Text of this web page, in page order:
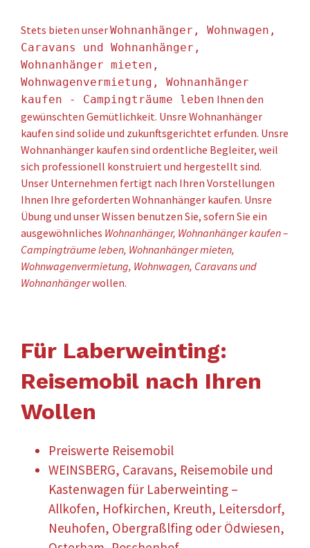
Stets bieten unserWohnanhänger, Wohnwagen,
Caravans und Wohnanhänger,
Wohnanhänger mieten,
Wohnwagenvermietung, Wohnanhänger
kaufen - Campingträume leben Ihnen den
gewünschten Gemütlichkeit. Unsre Wohnanhänger
kaufen sind solide und zukunftsgerichtet erfunden. Unsre
Wohnanhänger kaufen sind ordentliche Begleiter, weil
sich professionell konstruiert und hergestellt sind.
Unser Unternehmen fertigt nach Ihren Vorstellungen
Ihnen Ihre geforderten Wohnanhänger kaufen. Unsre
Übung und unser Wissen benutzen Sie, sofern Sie ein
ausgewöhnliches Wohnanhänger, Wohnanhänger kaufen –
Campingträume leben, Wohnanhänger mieten,
Wohnwagenvermietung, Wohnwagen, Caravans und
Wohnanhängerwollen.
Für Laberweinting:
Reisemobil nach Ihren
Wollen
Preiswerte Reisemobil
WEINSBERG, Caravans, Reisemobile und
Kastenwagen für Laberweinting –
Allkofen, Hofkirchen, Kreuth, Leitersdorf,
Neuhofen, Obergraßlfing oder Ödwiesen,